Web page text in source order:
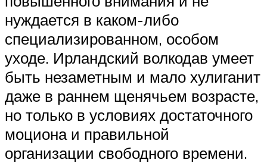
нуждается в каком-либо
специализированном, особом
уходе. Ирландский волкодав умеет
быть незаметным и мало хулиганит
даже в раннем щенячьем возрасте,
но только в условиях достаточного
моциона и правильной
организации свободного времени.